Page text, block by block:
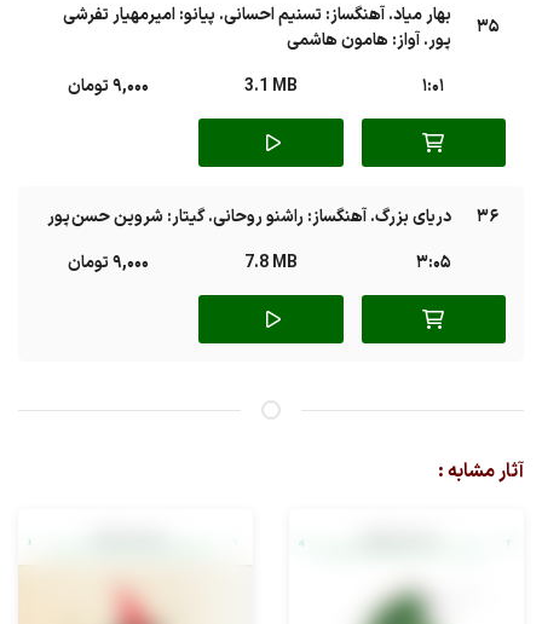
35
بهار میاد. آهنگساز: تسنیم احسانی. پیانو: امیرمهیار تفرشی
پور. آواز: هامون هاشمی
1:01
3.1 MB 9,000 تومان
36
دریای بزرگ. آهنگساز: راشنو روحانی. گیتار: شروین حسن پور
3:05
7.8 MB 9,000 تومان
آثار مشابه :